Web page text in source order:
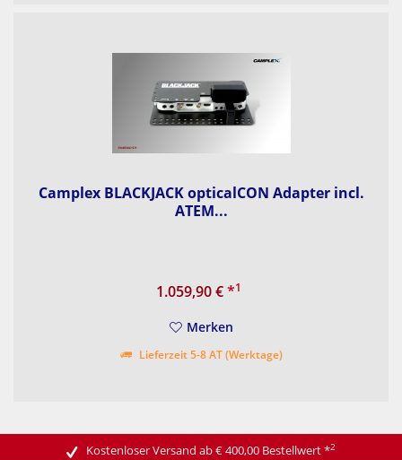
Camplex BLACKJACK opticalCON Adapter incl.
ATEM...
1.059,90 €*1
Merken
Lieferzeit 5-8 AT (Werktage)
Kostenloser Versand ab € 400,00 Bestellwert*2